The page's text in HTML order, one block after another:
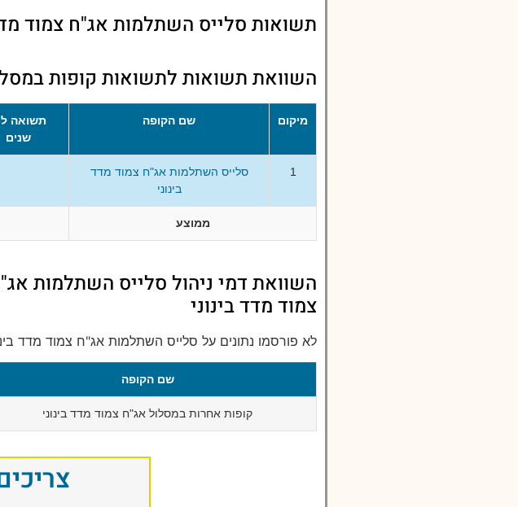
תשואות סלייס השתלמות אג"ח צמוד
השוואת תשואות לתשואות קופות
מיקום שם הקופה
שנים
1
סלייס השתלמות אג"ח צמוד מדד
בינוני
ממוצע
השוואת דמי ניהול סלייס השתלמות
צמוד מדד בינוני
לא פורסמו נתונים על סלייס השתלמות אג"ח צמוד מדד
שם הקופה
קופות אחרות במסלול אג"ח צמוד מדד בינוני